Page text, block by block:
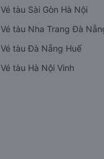
Vé tàu Sài Gòn Hà Nội
Vé tàu Nha Trang Đà
Vé tàu Đà Nẵng Huế
Vé tàu Hà Nội Vinh